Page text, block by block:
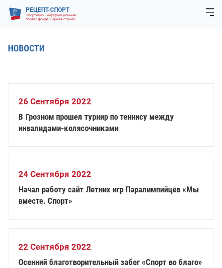
РЕЦЕПТ-СПОРТ
Спортивно - информационный
портал фонда "Единая страна"
НОВОСТИ
26 Сентября 2022
В Грозном прошел турнир по теннису между
инвалидами-колясочниками
24 Сентября 2022
Начал работу сайт Летних игр Паралимпийцев «Мы
вместе. Спорт»
22 Сентября 2022
Осенний благотворительный забег «Спорт во благо»